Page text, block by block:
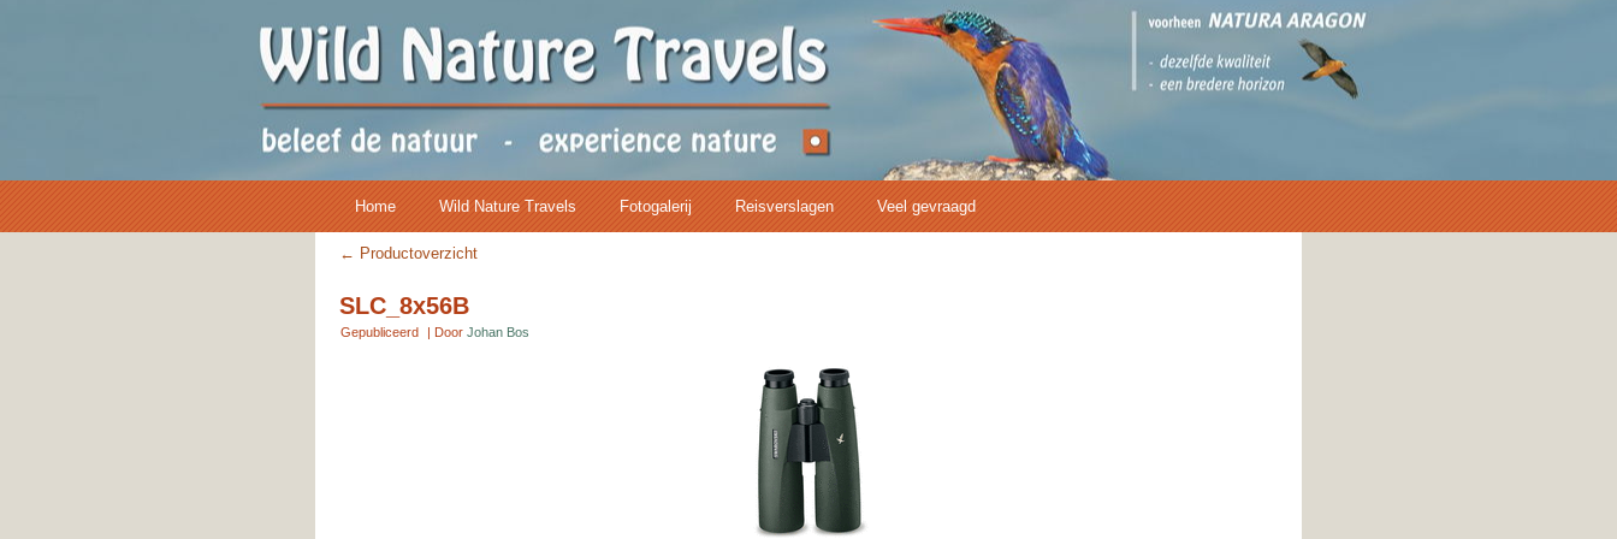
Home Wild Nature Travels Fotogalerij Reisverslagen Veel gevraagd
← Productoverzicht
SLC_8x56B
Gepubliceerd | Door Johan Bos